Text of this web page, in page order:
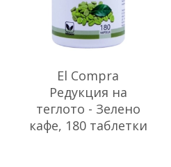
El Compra
Редукция на
теглото - Зелено
кафе, 180 таблетки